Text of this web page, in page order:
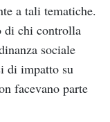
a tali tematiche.
di chi controlla
sociale
di impatto su
facevano parte